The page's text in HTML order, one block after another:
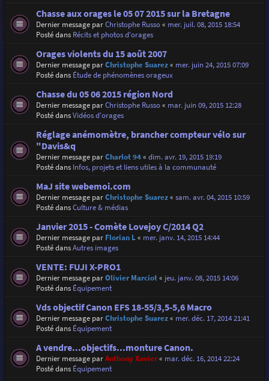
Chasse aux orages le 05 07 2015 sur la Bretagne
Dernier message parChristophe Russo« mer. juil. 08, 2015 18:54
Posté dans Récits et photos d'orages
Orages violents du 15 août 2007
Dernier message parChristophe Suarez« mer. juin 24, 2015 07:09
Posté dans Étude de phénomènes orageux
Chasse du 05 06 2015 région Nord
Dernier message parChristophe Russo« mar. juin 09, 2015 12:28
Posté dansVidéos d'orages
Réglage anémomètre, brancher compteur vélo sur
"Davis&q
Dernier message parCharlot 94« dim. avr. 19, 2015 19:19
Posté dans Infos, projets et liens utiles à la communauté
MaJ site webemoi.com
Dernier message parChristophe Suarez« sam. avr. 04, 2015 10:59
Posté dansCulture & médias
Janvier 2015 - Comète Lovejoy C/2014 Q2
Dernier message par Florian L« mer. janv. 14, 2015 14:44
Posté dansAutres images
VENTE: FUJI X-PRO1
Dernier message parOlivier Marciot« jeu. janv. 08, 2015 14:06
Posté dans Équipement
Vds objectif Canon EFS 18-55/3,5-5,6 Macro
Dernier message parChristophe Suarez« mer. déc. 17, 2014 21:41
Posté dans Équipement
A vendre...objectifs...monture Canon.
Dernier message parAnthony Xavier« mar. déc. 16, 2014 22:24
Posté dans Équipement